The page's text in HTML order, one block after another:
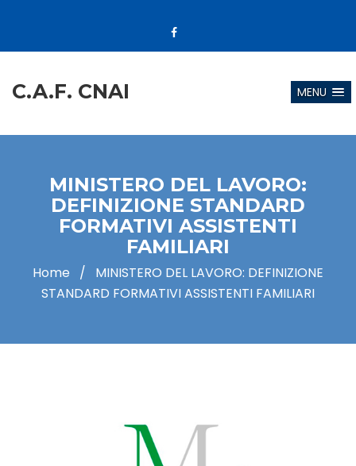
C.A.F. CNAI MENU
MINISTERO DEL LAVORO:
DEFINIZIONE STANDARD
FORMATIVI ASSISTENTI
FAMILIARI
Home / MINISTERO DEL LAVORO: DEFINIZIONE
STANDARD FORMATIVI ASSISTENTI FAMILIARI